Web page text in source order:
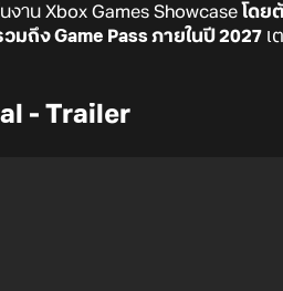
งาน Xbox Games Showcase โดย
มถึง Game Pass ภายในปี 2027 เ
- Trailer